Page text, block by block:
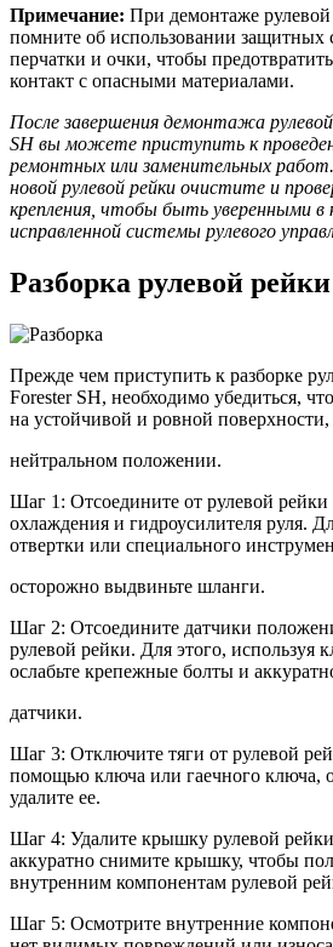
Примечание: При демонтаже рулевой
помните об использовании защитных
перчатки и очки, чтобы
контакт с опасными материалами.
После завершения демонтажа
SH вы можете приступить к
ремонтных или заменительных
новой рулевой рейки очистите и
крепления, чтобы быть уверенными
исправленной системы рулевого
Разборка рулевой рейки
Прежде чем приступить к разборке
Forester SH, необходимо убедиться,
на устойчивой и ровной поверхности,
нейтральном положении.
Шаг 1: Отсоедините от рулевой
охлаждения и гидроусилителя руля.
отвертки или специального
осторожно выдвиньте шланги.
Шаг 2: Отсоедините датчики
рулевой рейки. Для этого, используя
ослабьте крепежные болты и
датчики.
Шаг 3: Отключите тяги от рулевой
помощью ключа или гаечного ключа,
удалите ее.
Шаг 4: Удалите крышку рулевой
аккуратно снимите крышку, чтобы
внутренним компонентам рулевой
Шаг 5: Осмотрите внутренние